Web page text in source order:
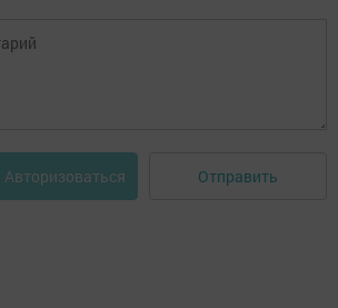
Авторизоваться Отправить